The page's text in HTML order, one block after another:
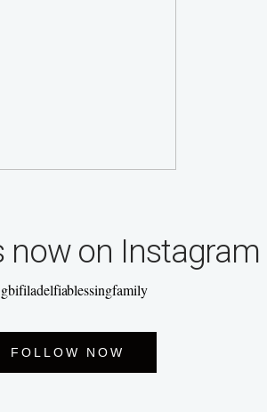
now on Instagram
FOLLOW NOW